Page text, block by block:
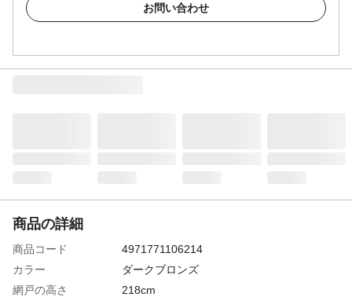
お問い合わせ
商品の詳細
商品コード
4971771106214
カラー
ダークブロンズ
網戸の高さ
218cm